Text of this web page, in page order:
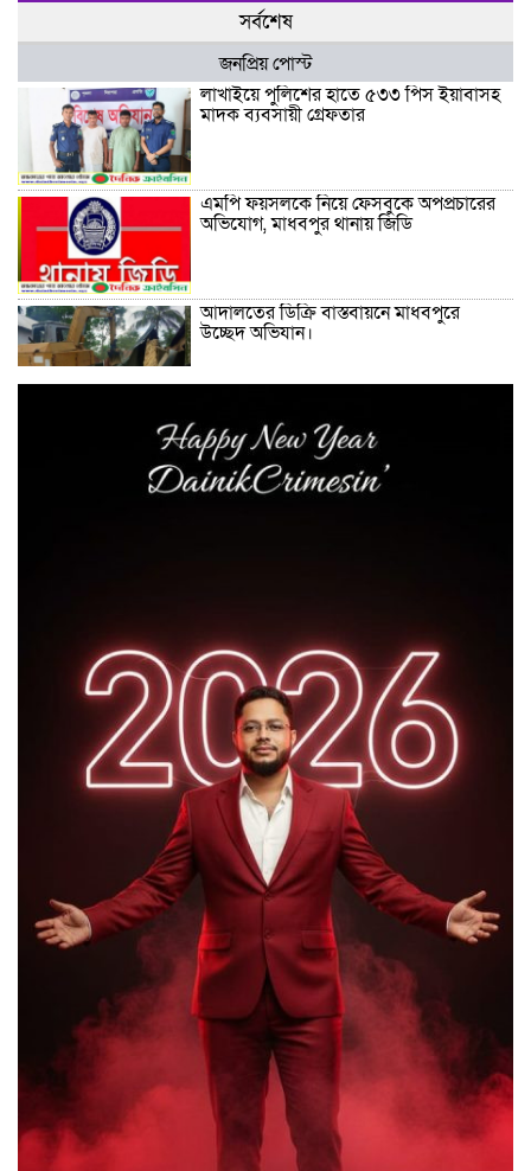
সর্বশেষ
জনপ্রিয় পোস্ট
লাখাইয়ে পুলিশের হাতে ৫৩৩ পিস ইয়াবাসহ
মাদক ব্যবসায়ী গ্রেফতার
এমপি ফয়সলকে নিয়ে ফেসবুকে অপপ্রচারের
অভিযোগ, মাধবপুর থানায় জিডি
আদালতের ডিক্রি বাস্তবায়নে মাধবপুরে
উচ্ছেদ অভিযান।
লাখাইয়ে হিন্দু বৌদ্ধ খ্রিষ্টান কল্যান ফ্রন্টের
আহবায়ক কমিটি গঠন।। জুলাই শহীদদের
আত্মার শান্তি কামনা মন্দিরে প্রার্থনা।
লাখাইয়ে নানা আয়োজনে ‘জুলাই গণঅভ্যুত্থান
দিবস-২০২৬ পালিত
কবরস্থানের জায়গা দখলের অভিযোগে
মাধবপুরে এলাকাবাসীর আবেদন, উচ্ছেদের
দাবি
মাধবপুরে ডটস কর্নারে ওষুধ সংকটে দূর্ভোগে
যক্ষা রোগীরা
জুলাই গণঅভ্যুত্থান দিবস উপলক্ষে
মৌলভীবাজার শিশু সরকারি প্রাথমিক
বিদ্যালয়ে কবিতা, আবৃত্তি, রচনা প্রতিযোগিতা
পুরস্কার বিতরণ ও আলোচনা সভা অনুষ্ঠিত
মাধবপুর পিআইও অফিসের কার্য সহকারীর
ফেসবুক মন্তব্য ঘিরে সমালোচনার ঝড়!!স্যান্ট
রিলিজ